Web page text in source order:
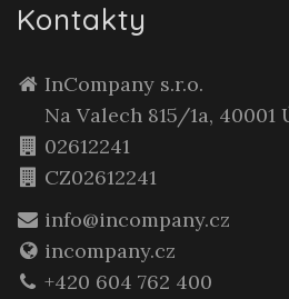
Kontakty
InCompany s.r.o.
Na Valech 815/1a, 40001
02612241
CZ02612241
info@incompany.cz
incompany.cz
+420 604 762 400